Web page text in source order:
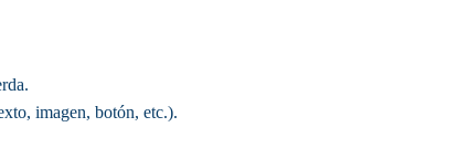
imagen, botón, etc.).